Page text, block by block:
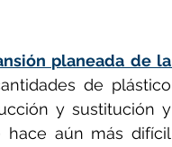
planeada de la
de plástico
y sustitución y
hace aún más difícil